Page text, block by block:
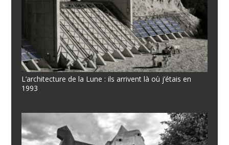
L’architecture de la Lune : ils arrivent là où j’étais en
1993